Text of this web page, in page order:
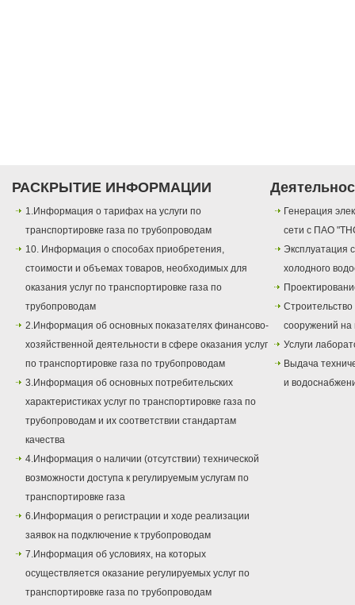
РАСКРЫТИЕ ИНФОРМАЦИИ
1.Информация о тарифах на услуги по
транспортировке газа по трубопроводам
10. Информация о способах приобретения,
стоимости и объемах товаров, необходимых для
оказания услуг по транспортировке газа по
трубопроводам
2.Информация об основных показателях финансово-
хозяйственной деятельности в сфере оказания услуг
по транспортировке газа по трубопроводам
3.Информация об основных потребительских
характеристиках услуг по транспортировке газа по
трубопроводам и их соответствии стандартам
качества
4.Информация о наличии (отсутствии) технической
возможности доступа к регулируемым услугам по
транспортировке газа
6.Информация о регистрации и ходе реализации
заявок на подключение к трубопроводам
7.Информация об условиях, на которых
осуществляется оказание регулируемых услуг по
транспортировке газа по трубопроводам
Генерация
сети с ПАО
Эксплуатация
холодного
сооружений на
Услуги
Выдача
и